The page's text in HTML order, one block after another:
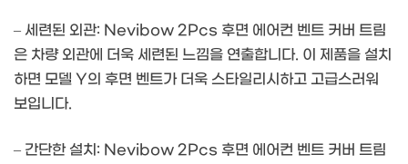
– 세련된 외관: Nevibow 2Pcs 후면 에어컨 벤트 커버 트림
은 차량 외관에 더욱 세련된 느낌을 연출합니다. 이 제품을 설치
하면 모델 Y의 후면 벤트가 더욱 스타일리시하고 고급스러워
보입니다.
– 간단한 설치: Nevibow 2Pcs 후면 에어컨 벤트 커버 트림